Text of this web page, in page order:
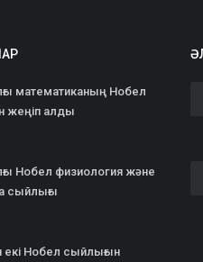
математиканың Нобел
жеңіп алды
Нобел физиология және
сыйлығы
екі Нобел сыйлығын